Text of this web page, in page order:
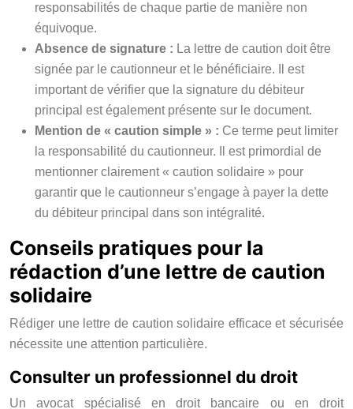
responsabilités de chaque partie de manière non
équivoque.
Absence de signature : La lettre de caution doit être
signée par le cautionneur et le bénéficiaire. Il est
important de vérifier que la signature du débiteur
principal est également présente sur le document.
Mention de « caution simple » : Ce terme peut limiter
la responsabilité du cautionneur. Il est primordial de
mentionner clairement « caution solidaire » pour
garantir que le cautionneur s’engage à payer la dette
du débiteur principal dans son intégralité.
Conseils pratiques pour la
rédaction d’une lettre de caution
solidaire
Rédiger une lettre de caution solidaire efficace et sécurisée
nécessite une attention particulière.
Consulter un professionnel du droit
Un avocat spécialisé en droit bancaire ou en droit